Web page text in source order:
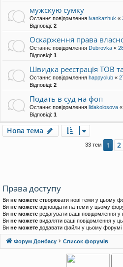
мужскую сумку
Останнє повідомлення ivankazhuk «
Відповіді: 2
Оскарження права
Останнє повідомлення Dubrovka «
Відповіді: 1
Швидка реєстрація ТОВ
Останнє повідомлення happyclub «
Відповіді: 2
Подать в суд на фоп
Останнє повідомлення lidakolosova «
Відповіді: 1
Нова тема
33 тем 1 2
Права доступу
Ви не можете створювати нові теми у цьому
Ви не можете відповідати на теми у цьому
Ви не можете редагувати ваші повідомлення
Ви не можете видаляти ваші повідомлення у
Ви не можете додавати файли у цьому форумі
Форум Донбасу Список форумів